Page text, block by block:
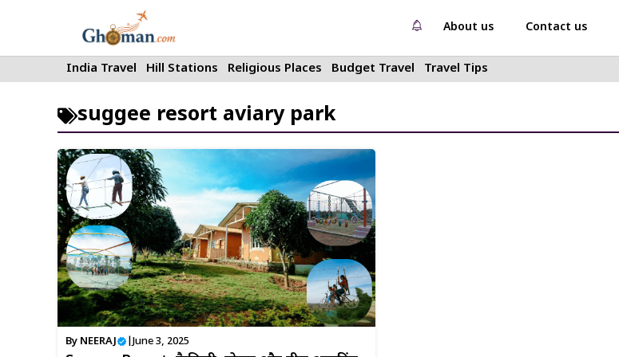
About us Contact us
India Travel Hill Stations Religious Places Budget Travel Travel Tips
suggee resort aviary park
By NEERAJ June 3, 2025